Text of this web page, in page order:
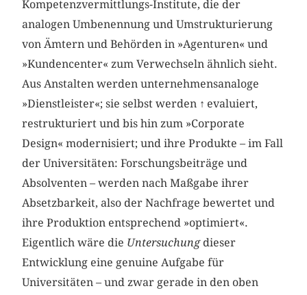
Kompetenzvermittlungs-Institute, die der
analogen Umbenennung und Umstrukturierung
von Ämtern und Behörden in »Agenturen« und
»Kundencenter« zum Verwechseln ähnlich sieht.
Aus Anstalten werden unternehmensanaloge
»Dienstleister«; sie selbst werden ↑ evaluiert,
restrukturiert und bis hin zum »Corporate
Design« modernisiert; und ihre Produkte – im Fall
der Universitäten: Forschungsbeiträge und
Absolventen – werden nach Maßgabe ihrer
Absetzbarkeit, also der Nachfrage bewertet und
ihre Produktion entsprechend »optimiert«.
Eigentlich wäre die Untersuchungdieser
Entwicklung eine genuine Aufgabe für
Universitäten – und zwar gerade in den oben